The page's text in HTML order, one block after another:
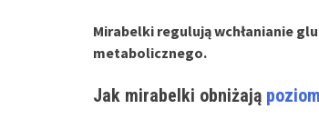
Mirabelki regulują wchłanianie
metabolicznego.
Jak mirabelki obniżają